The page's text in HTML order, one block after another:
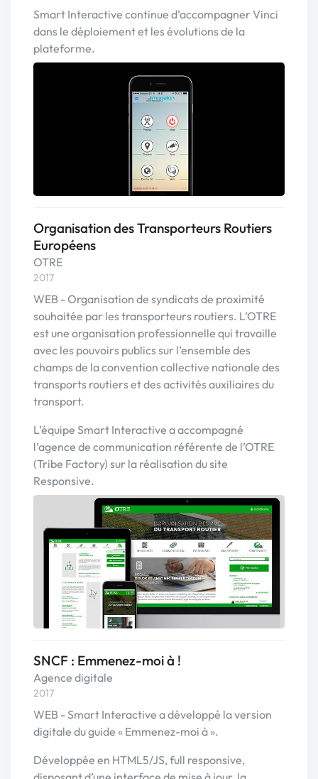
Smart Interactive continue d’accompagner Vinci
dans le déploiement et les évolutions de la
plateforme.
Organisation des Transporteurs Routiers
Européens
OTRE
2017
WEB - Organisation de syndicats de proximité
souhaitée par les transporteurs routiers. L’OTRE
est une organisation professionnelle qui travaille
avec les pouvoirs publics sur l’ensemble des
champs de la convention collective nationale des
transports routiers et des activités auxiliaires du
transport.
L’équipe Smart Interactive a accompagné
l’agence de communication référente de l’OTRE
(Tribe Factory) sur la réalisation du site
Responsive.
SNCF : Emmenez-moi à !
Agence digitale
2017
WEB - Smart Interactive a développé la version
digitale du guide « Emmenez-moi à ».
Développée en HTML5/JS, full responsive,